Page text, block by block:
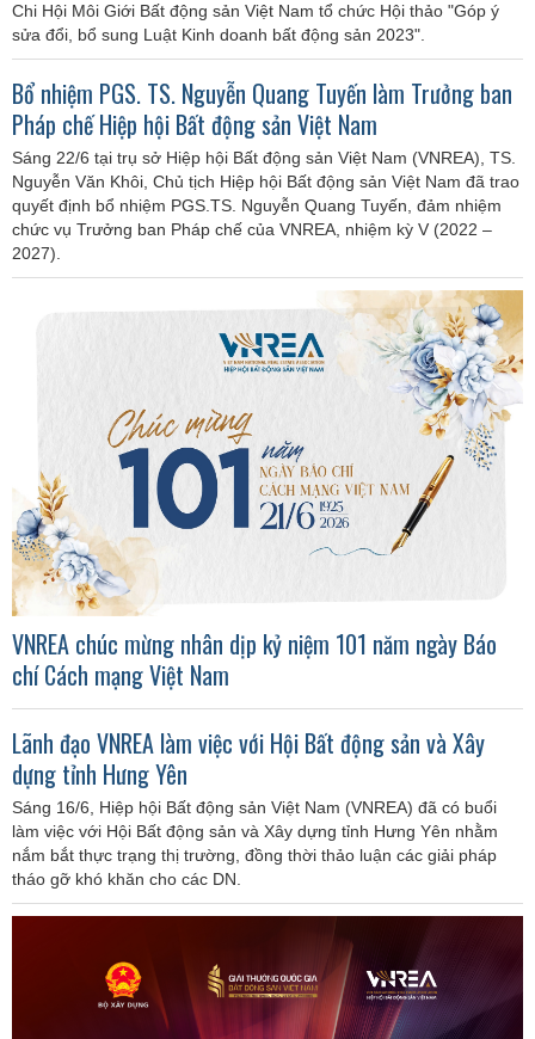
Chi Hội Môi Giới Bất động sản Việt Nam tổ chức Hội thảo "Góp ý
sửa đổi, bổ sung Luật Kinh doanh bất động sản 2023".
Bổ nhiệm PGS. TS. Nguyễn Quang Tuyến làm Trưởng ban
Pháp chế Hiệp hội Bất động sản Việt Nam
Sáng 22/6 tại trụ sở Hiệp hội Bất động sản Việt Nam (VNREA), TS.
Nguyễn Văn Khôi, Chủ tịch Hiệp hội Bất động sản Việt Nam đã trao
quyết định bổ nhiệm PGS.TS. Nguyễn Quang Tuyến, đảm nhiệm
chức vụ Trưởng ban Pháp chế của VNREA, nhiệm kỳ V (2022 –
2027).
VNREA chúc mừng nhân dịp kỷ niệm 101 năm ngày Báo
chí Cách mạng Việt Nam
Lãnh đạo VNREA làm việc với Hội Bất động sản và Xây
dựng tỉnh Hưng Yên
Sáng 16/6, Hiệp hội Bất động sản Việt Nam (VNREA) đã có buổi
làm việc với Hội Bất động sản và Xây dựng tỉnh Hưng Yên nhằm
nắm bắt thực trạng thị trường, đồng thời thảo luận các giải pháp
tháo gỡ khó khăn cho các DN.